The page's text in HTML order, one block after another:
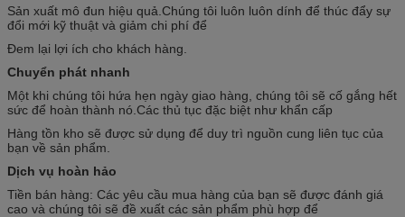
Sản xuất mô đun hiệu quả.Chúng tôi luôn luôn dính để thúc đẩy sự
đổi mới kỹ thuật và giảm chi phí để
Đem lại lợi ích cho khách hàng.
Chuyển phát nhanh
Một khi chúng tôi hứa hẹn ngày giao hàng, chúng tôi sẽ cố gắng hết
sức để hoàn thành nó.Các thủ tục đặc biệt như khẩn cấp
Hàng tồn kho sẽ được sử dụng để duy trì nguồn cung liên tục của
bạn về sản phẩm.
Dịch vụ hoàn hảo
Tiền bán hàng: Các yêu cầu mua hàng của bạn sẽ được đánh giá
cao và chúng tôi sẽ đề xuất các sản phẩm phù hợp để